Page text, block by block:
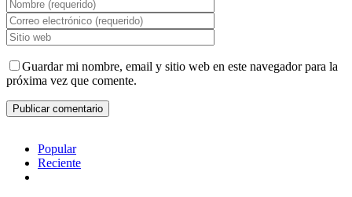
Guardar mi nombre, email y sitio web en este navegador para la
próxima vez que comente.
Popular
Reciente